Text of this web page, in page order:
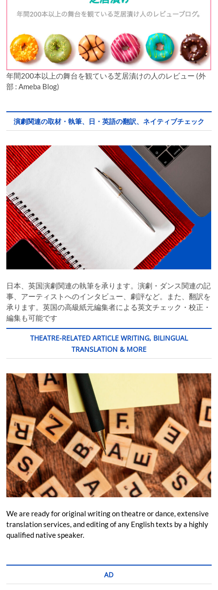
年間200本以上の舞台を観ている芝居漬けの人のレビュー (外
部 : Ameba Blog)
演劇関連の取材・執筆、日・英語の翻訳、ネイティブチェック
日本、英国演劇関連の執筆を承ります。演劇・ダンス関連の記
事、アーティストへのインタビュー、劇評など。また、翻訳を
承ります。英国の高級紙元編集者による英文チェック・校正・
編集も可能です
THEATRE-RELATED ARTICLE WRITING, BILINGUAL
TRANSLATION & MORE
We are ready for original writing on theatre or dance, extensive
translation services, and editing of any English texts by a highly
qualified native speaker.
AD